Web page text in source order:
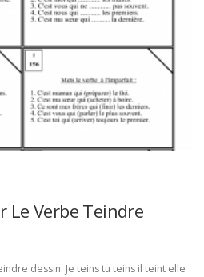
Le Verbe Teindre
dessin. Je teins tu teins il teint elle